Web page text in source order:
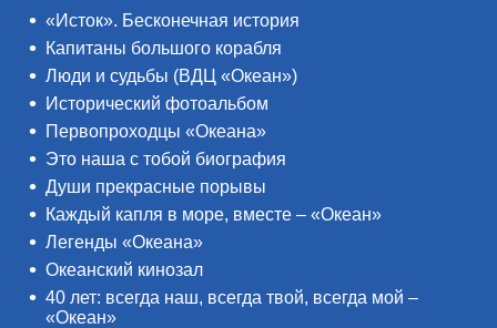
«Исток». Бесконечная история
Капитаны большого корабля
Люди и судьбы (ВДЦ «Океан»)
Исторический фотоальбом
Первопроходцы «Океана»
Это наша с тобой биография
Души прекрасные порывы
Каждый капля в море, вместе – «Океан»
Легенды «Океана»
Океанский кинозал
40 лет: всегда наш, всегда твой, всегда мой –
«Океан»